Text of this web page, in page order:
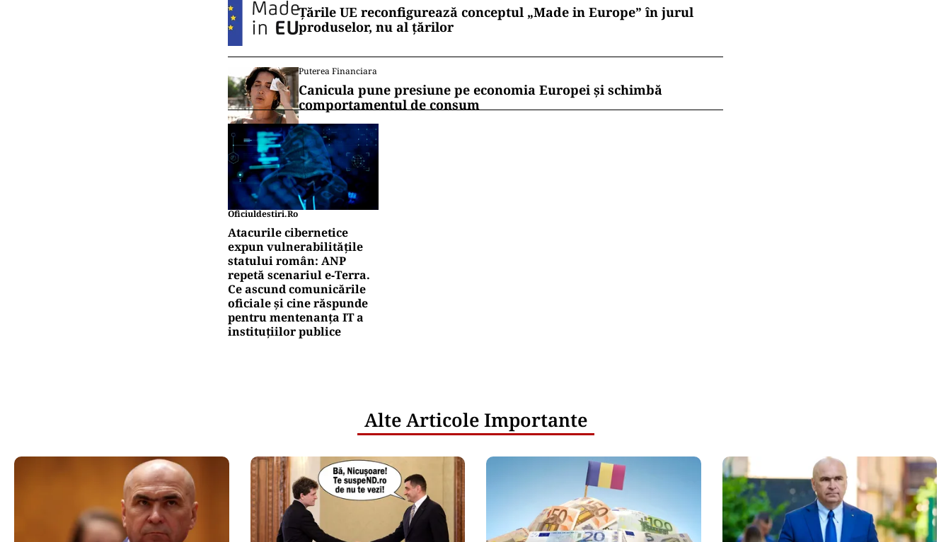
Țările UE reconfigurează conceptul „Made in Europe” în jurul
produselor, nu al țărilor
Puterea Financiara
Canicula pune presiune pe economia Europei și schimbă
comportamentul de consum
Oficiuldestiri.ro
Atacurile cibernetice
expun vulnerabilitățile
statului român: ANP
repetă scenariul e‑Terra.
Ce ascund comunicările
oficiale și cine răspunde
pentru mentenanța IT a
instituțiilor publice
Alte Articole Importante